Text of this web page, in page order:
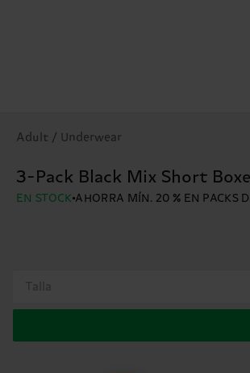
Adult / Underwear
3-Pack Black Mix Short
EN STOCK AHORRA MÍN. 20 % EN PACKS
Talla